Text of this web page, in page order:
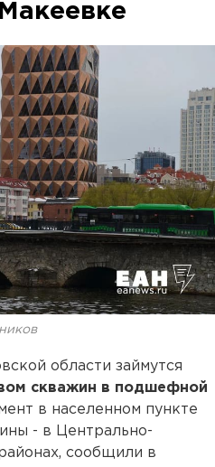
области займутся
скважин в подшефной
в населенном пункте
- в Центрально-
сообщили в